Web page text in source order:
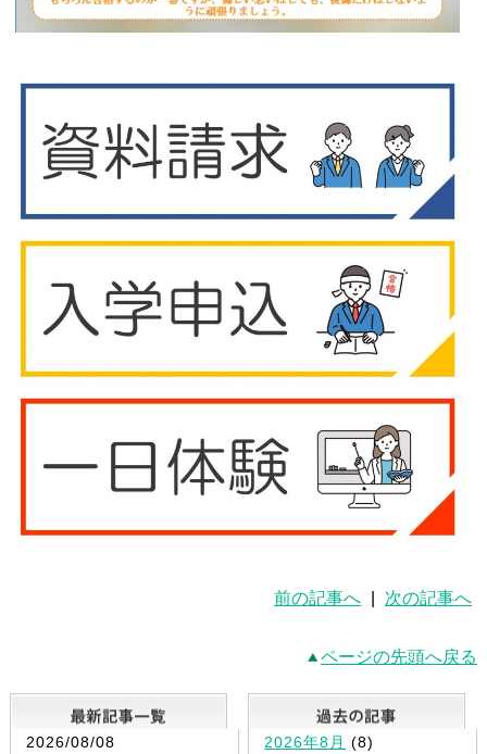
前の記事へ 次の記事へ
ページの先頭へ戻る
最新記事一覧
2026/08/08
2026年8月 (8)